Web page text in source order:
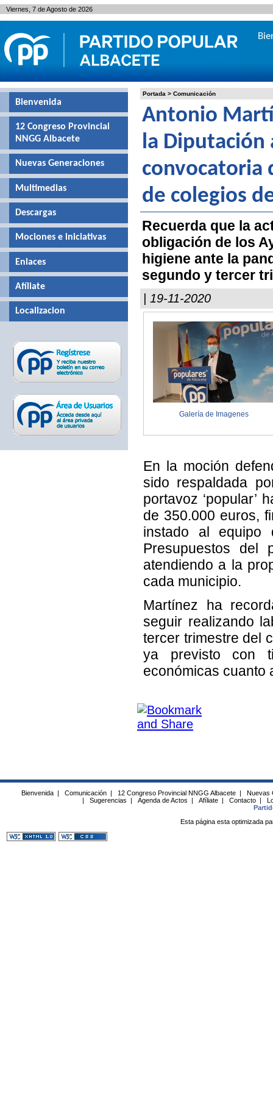
Portada > Comunicación
Antonio
la Diputación
convocatoria
de colegios
Recuerda que la
obligación de los
higiene ante la
segundo y tercer
| 19-11-2020
Galería de Imagenes
En la moción
sido respaldada
portavoz ‘popular’
de 350.000 euros,
instado al equipo
Presupuestos del
atendiendo a la
cada municipio.
Martínez ha
seguir realizando
tercer trimestre del
ya previsto con
económicas cuanto
Bienvenida
12 Congreso Provincial
NNGG Albacete
Nuevas Generaciones
Multimedias
Descargas
Mociones e iniciativas
Enlaces
Afíliate
Localizacion
Viernes, 7 de Agosto de 2026
Bienvenida | Comunicación | 12 Congreso Provincial NNGG Albacete |
Nuevas
|
Sugerencias | Agenda de Actos | Afíliate | Contacto |
Esta página esta optimizada